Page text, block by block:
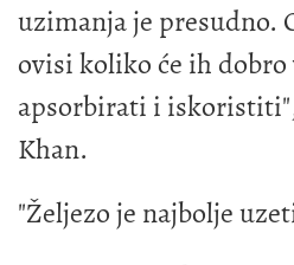
uzimanja je presudno.
ovisi koliko će ih dobro
apsorbirati i
Khan.
"Željezo je najbolje